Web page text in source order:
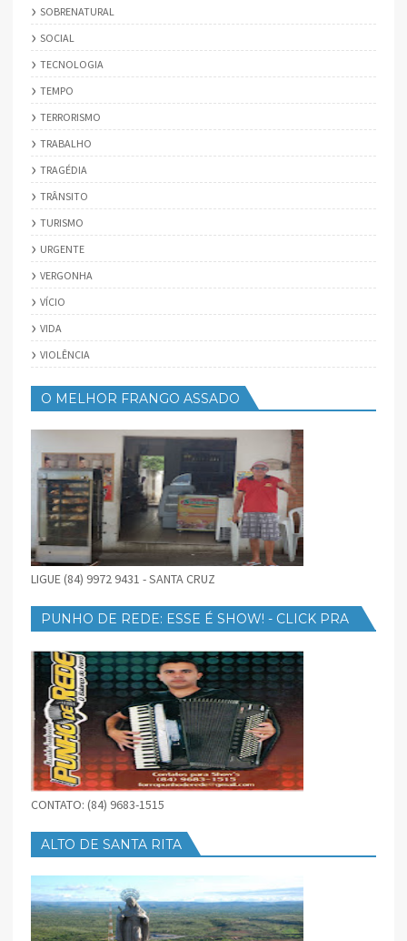
SOBRENATURAL
SOCIAL
TECNOLOGIA
TEMPO
TERRORISMO
TRABALHO
TRAGÉDIA
TRÂNSITO
TURISMO
URGENTE
VERGONHA
VÍCIO
VIDA
VIOLÊNCIA
O MELHOR FRANGO ASSADO
LIGUE (84) 9972 9431 - SANTA CRUZ
PUNHO DE REDE: ESSE É SHOW! - CLICK PRA
CONTATO: (84) 9683-1515
ALTO DE SANTA RITA